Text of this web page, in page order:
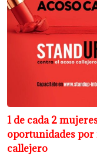
1 de cada 2
oportunidades por
callejero